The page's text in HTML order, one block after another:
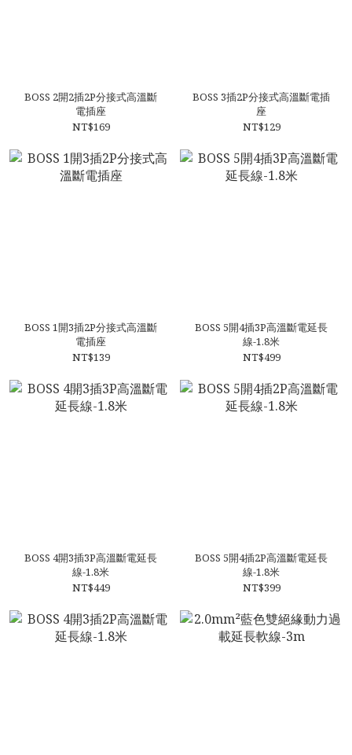
BOSS 2開2插2P分接式高溫斷
電插座
NT$169
BOSS 3插2P分接式高溫斷電插
座
NT$129
BOSS 1開3插2P分接式高溫斷
電插座
NT$139
BOSS 5開4插3P高溫斷電延長
線-1.8米
NT$499
BOSS 4開3插3P高溫斷電延長
線-1.8米
NT$449
BOSS 5開4插2P高溫斷電延長
線-1.8米
NT$399